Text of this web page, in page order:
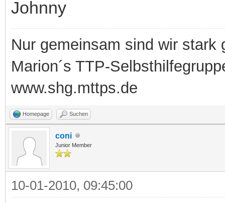
Johnny
Nur gemeinsam sind wir stark
Marion´s TTP-
www.shg.mttps.de
Homepage Suchen
coni
Junior Member
10-01-2010, 09:45:00